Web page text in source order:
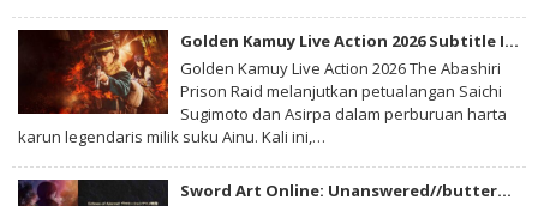
Golden Kamuy Live Action 2026 Subtitle Indonesia
Golden Kamuy Live Action 2026 The Abashiri
Prison Raid melanjutkan petualangan Saichi
Sugimoto dan Asirpa dalam perburuan harta
karun legendaris milik suku Ainu. Kali ini,…
Sword Art Online: Unanswered//butterfly Subtitle Indonesia